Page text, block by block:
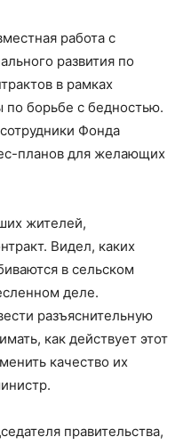
работа с
развития по
в рамках
по борьбе с бедностью.
Фонда
планов для желающих
жителей,
Видел, каких
в сельском
деле.
разъяснительную
как действует этот
качество их
правительства,